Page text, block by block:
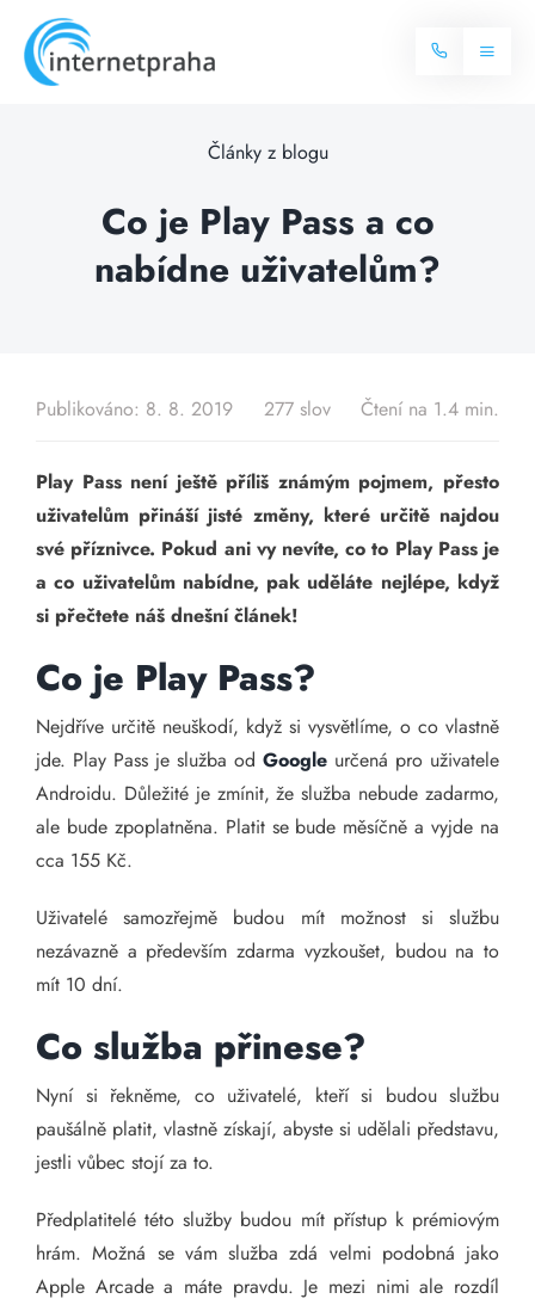
content
Toggle
Balíčky internetu
Televize
Blog
Kontakt
Články z blogu
Co je Play Pass a co
nabídne uživatelům?
Publikováno: 8. 8. 2019 277 slov Čtení na 1.4 min.
Play Pass není ještě příliš známým pojmem, přesto
uživatelům přináší jisté změny, které určitě najdou
své příznivce. Pokud ani vy nevíte, co to Play Pass je
a co uživatelům nabídne, pak uděláte nejlépe, když
si přečtete náš dnešní článek!
Co je Play Pass?
Nejdříve určitě neuškodí, když si vysvětlíme, o co vlastně
jde. Play Pass je služba od Google určená pro uživatele
Androidu. Důležité je zmínit, že služba nebude zadarmo,
ale bude zpoplatněna. Platit se bude měsíčně a vyjde na
cca 155 Kč.
Uživatelé samozřejmě budou mít možnost si službu
nezávazně a především zdarma vyzkoušet, budou na to
mít 10 dní.
Co služba přinese?
Nyní si řekněme, co uživatelé, kteří si budou službu
paušálně platit, vlastně získají, abyste si udělali představu,
jestli vůbec stojí za to.
Předplatitelé této služby budou mít přístup k prémiovým
hrám. Možná se vám služba zdá velmi podobná jako
Apple Arcade a máte pravdu. Je mezi nimi ale rozdíl